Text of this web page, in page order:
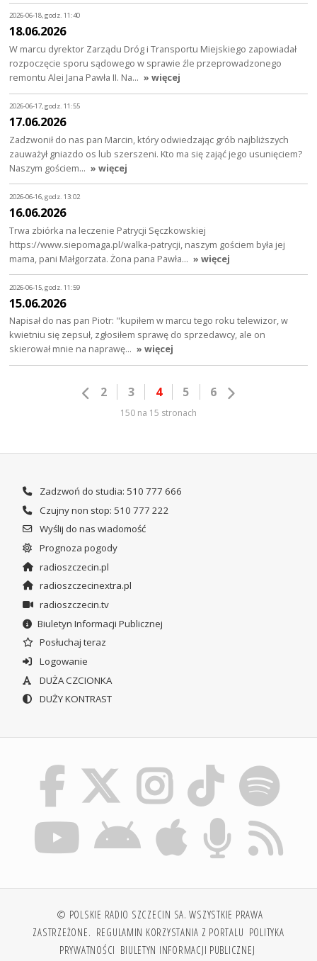
2026-06-18, godz. 11:40
18.06.2026
W marcu dyrektor Zarządu Dróg i Transportu Miejskiego zapowiadał
rozpoczęcie sporu sądowego w sprawie źle przeprowadzonego
remontu Alei Jana Pawła II. Na… » więcej
2026-06-17, godz. 11:55
17.06.2026
Zadzwonił do nas pan Marcin, który odwiedzając grób najbliższych
zauważył gniazdo os lub szerszeni. Kto ma się zająć jego usunięciem?
Naszym gościem… » więcej
2026-06-16, godz. 13:02
16.06.2026
Trwa zbiórka na leczenie Patrycji Sęczkowskiej
https://www.siepomaga.pl/walka-patrycji, naszym gościem była jej
mama, pani Małgorzata. Żona pana Pawła… » więcej
2026-06-15, godz. 11:59
15.06.2026
Napisał do nas pan Piotr: "kupiłem w marcu tego roku telewizor, w
kwietniu się zepsuł, zgłosiłem sprawę do sprzedawcy, ale on
skierował mnie na naprawę… » więcej
2 3 4 5 6
150 na 15 stronach
Zadzwoń do studia: 510 777 666
Czujny non stop: 510 777 222
Wyślij do nas wiadomość
Prognoza pogody
radioszczecin.pl
radioszczecinextra.pl
radioszczecin.tv
Biuletyn Informacji Publicznej
Posłuchaj teraz
Logowanie
DUŻA CZCIONKA
DUŻY KONTRAST
© POLSKIE RADIO SZCZECIN SA. WSZYSTKIE PRAWA
ZASTRZEŻONE. REGULAMIN KORZYSTANIA Z PORTALU POLITYKA
PRYWATNOŚCI BIULETYN INFORMACJI PUBLICZNEJ